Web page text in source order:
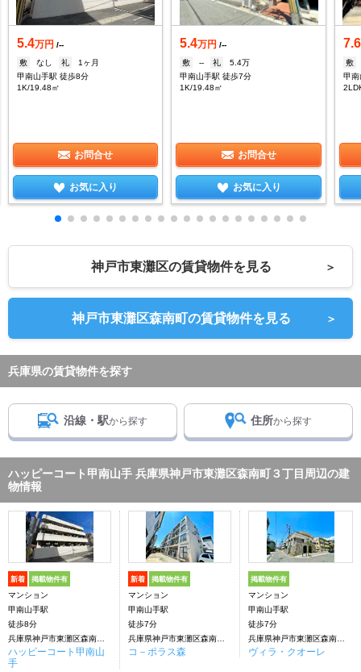
5.4万円 /--
敷
なし 礼
1ヶ月
甲南山手駅 徒歩8分
1K/19.48㎡
お問合せ
お気に入り
5.4万円 /--
敷
-- 礼
5.4万
甲南山手駅 徒歩7分
1K/19.48㎡
お問合せ
お気に入り
7.6
敷
甲南
神戸市東灘区の賃貸物件を見る ＞
神戸市東灘区森南町の賃貸物件を見る ＞
兵庫県の賃貸物件を探す
沿線・駅から探す 住所から探す
ハッピーコート甲南山手 兵庫県神戸市東灘区森南町３丁目周辺の建
物情報
新着 掲載物件有
マンション
甲南山手駅
徒歩8分
ハッピーコート甲南山
手
新着 掲載物件有
マンション
甲南山手駅
徒歩7分
コ－ポラス森
掲載物件有
マンション
甲南山手駅
徒歩7分
ヴィラ・クオーレ